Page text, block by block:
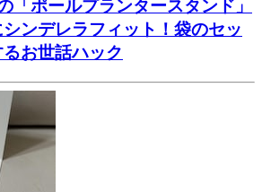
「ポールプランタースタンド」
ンデレラフィット！袋のセッ
るお世話ハック